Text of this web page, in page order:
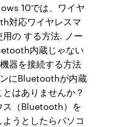
10では、ワイヤ
対応ワイヤレスマ
の する方法. ノー
内蔵じゃない
器を接続する方法
にBluetoothが内蔵
はありませんか？
ス（Bluetooth）を
うとしたらパソコ